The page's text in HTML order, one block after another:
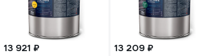
13 921 ₽ 13 209 ₽